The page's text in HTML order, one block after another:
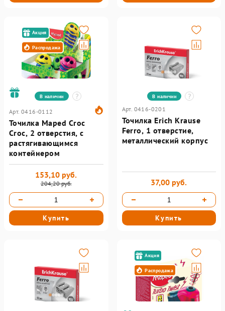
Акция
Распродажа
В наличии
Арт. 0416-0112
Точилка Maped Croc
Croc, 2 отверстия, с
растягивающимся
контейнером
204,20 руб.
153,10 руб.
Купить
В наличии
Арт. 0416-0201
Точилка Erich Krause
Ferro, 1 отверстие,
металлический корпус
37,00 руб.
Купить
Акция
Распродажа